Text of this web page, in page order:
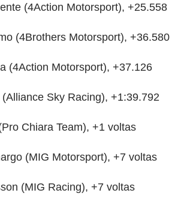
(4Action Motorsport), +25.558
(4Brothers Motorsport), +36.580
(4Action Motorsport), +37.126
Sky Racing), +1:39.792
Chiara Team), +1 voltas
(MIG Motorsport), +7 voltas
(MIG Racing), +7 voltas